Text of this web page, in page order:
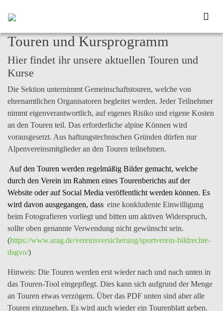
Touren und Kursprogramm
Hier findet ihr unsere aktuellen Touren und
Kurse
Die Sektion unternimmt Gemeinschaftstouren, welche von
ehrenamtlichen Organisatoren begleitet werden. Jeder Teilnehmer
nimmt eigenverantwortlich, auf eigenes Risiko und eigene Kosten
an den Touren teil. Das erforderliche alpine Können wird
vorausgesetzt. Aus haftungstechnischen Gründen dürfen nur
Alpenvereinsmitglieder an den Touren teilnehmen.
Auf den Touren werden regelmäßigBildergemacht, welche
durch den Verein im Rahmen eines Tourenberichts auf der
Website oder auf Social Media veröffentlicht werden können. Es
wird davon ausgegangen, dass eine konkludente Einwilligung
beim Fotografieren vorliegt und bitten um aktiven Widerspruch,
sollte oben genannte Verwendung nicht gewünscht sein.
(https://www.arag.de/vereinsversicherung/sportverein-bildrechte-
dsgvo/)
Hinweis: Die Touren werden erst wieder nach und nach unten in
das Touren-Tool eingepflegt. Dies kann sich aufgrund der Menge
an Touren etwas verzögern. Über das PDF unten sind aber alle
Touren einzusehen. Es wird auch wieder ein Tourenblatt geben.